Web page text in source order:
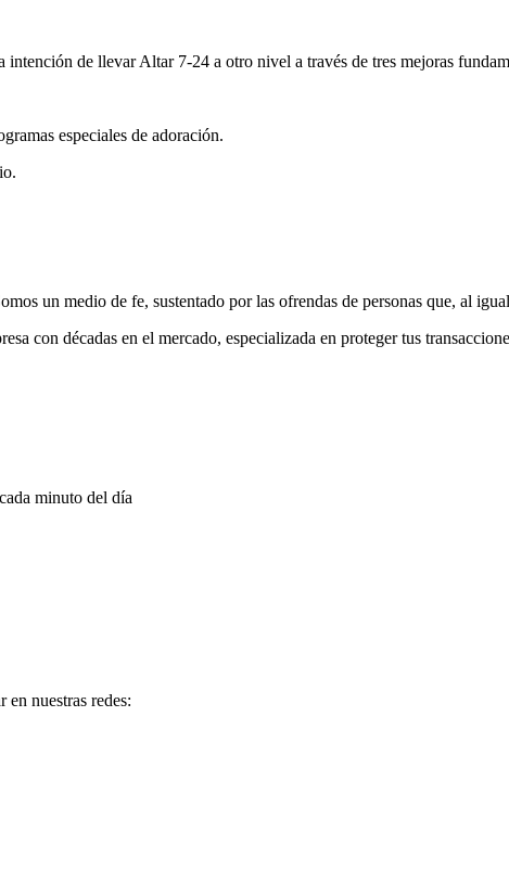
intención de llevar Altar 7-24 a otro nivel a través de tres mejoras
especiales de adoración.
un medio de fe, sustentado por las ofrendas de personas que, al
con décadas en el mercado, especializada en proteger tus
minuto del día
en nuestras redes: